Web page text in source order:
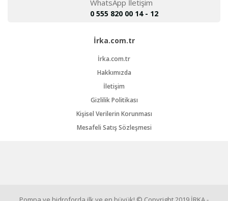
WhatsApp İletişim
0 555 820 00 14 - 12
İrka.com.tr
İrka.com.tr
Hakkımızda
İletişim
Gizlilik Politikası
Kişisel Verilerin Korunması
Mesafeli Satış Sözleşmesi